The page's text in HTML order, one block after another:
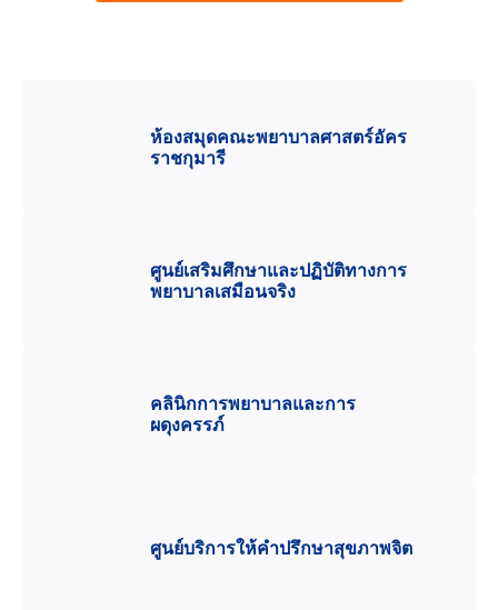
ห้องสมุดคณะพยาบาลศาสตร์อัคร
ราชกุมารี
ศูนย์เสริมศึกษาและปฏิบัติทางการ
พยาบาลเสมือนจริง
คลินิกการพยาบาลและการ
ผดุงครรภ์
ศูนย์บริการให้คำปรึกษาสุขภาพจิต